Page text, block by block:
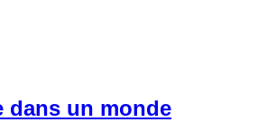
dans un monde